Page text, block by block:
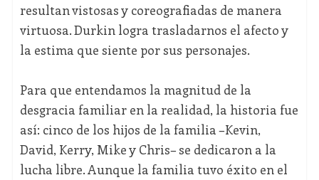
resultan vistosas y coreografiadas de manera
virtuosa. Durkin logra trasladarnos el afecto y
la estima que siente por sus personajes.
Para que entendamos la magnitud de la
desgracia familiar en la realidad, la historia fue
así: cinco de los hijos de la familia –Kevin,
David, Kerry, Mike y Chris– se dedicaron a la
lucha libre. Aunque la familia tuvo éxito en el